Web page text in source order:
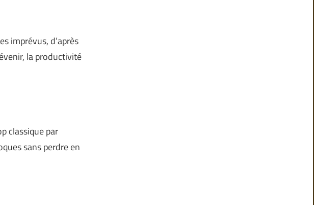
imprévus, d’après
la productivité
classique par
sans perdre en